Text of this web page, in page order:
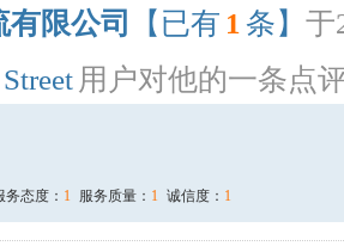
限公司 【已有 1 条】 于
用户对他的一条点
务态度： 1 服务质量： 1 诚信度： 1